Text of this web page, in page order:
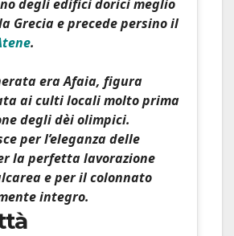
degli edifici dorici meglio
Grecia e precede persino il
.
era Afaia, figura
ai culti locali molto prima
degli dèi olimpici.
per l’eleganza delle
la perfetta lavorazione
e per il colonnato
integro.